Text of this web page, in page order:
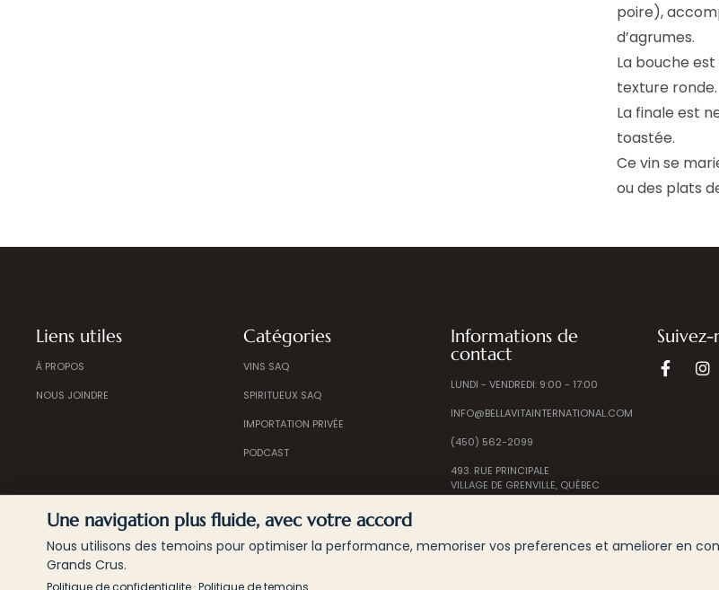
poire),
d’agrumes.
La bouche
texture ronde.
La finale est
toastée.
Ce vin se
ou des plats
Liens utiles
À PROPOS
NOUS JOINDRE
Catégories
VINS SAQ
SPIRITUEUX SAQ
IMPORTATION PRIVÉE
PODCAST
Informations de
contact
LUNDI - VENDREDI: 9:00 - 17:00
INFO@BELLAVITAINTERNATIONAL.COM
(450) 562-2099
493. RUE PRINCIPALE
VILLAGE DE GRENVILLE, QUÉBEC
J0V 1J0 CANADA
Suivez-
Une navigation plus fluide, avec votre accord
Nous utilisons des temoins pour optimiser la performance, memoriser vos preferences et ameliorer en
Grands Crus.
Politique de confidentialite ·Politique de temoins